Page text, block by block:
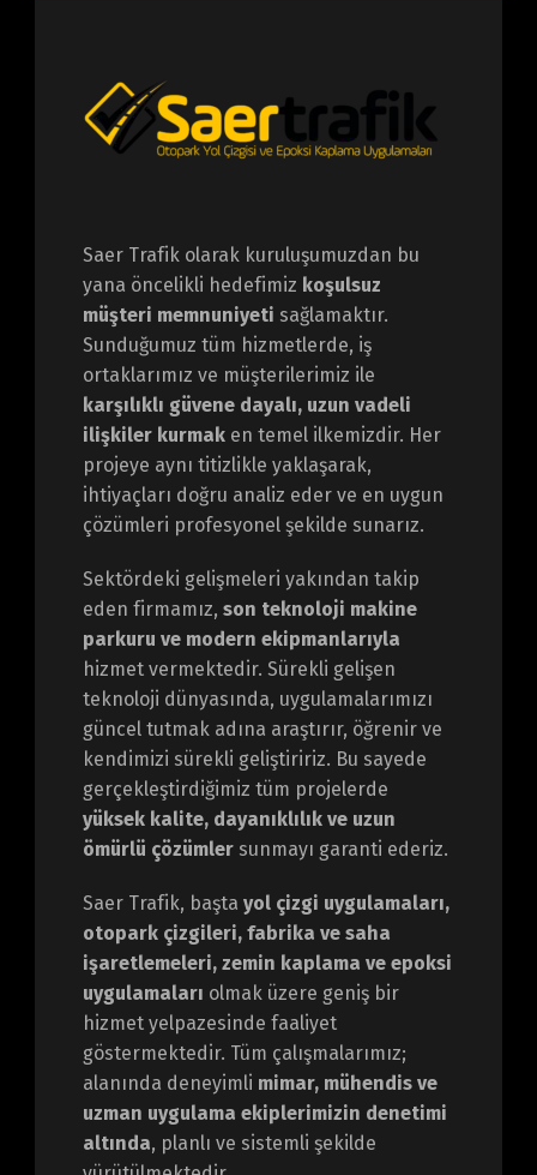
Saer Trafik olarak kuruluşumuzdan bu
yana öncelikli hedefimiz koşulsuz
müşteri memnuniyeti sağlamaktır.
Sunduğumuz tüm hizmetlerde, iş
ortaklarımız ve müşterilerimiz ile
karşılıklı güvene dayalı, uzun vadeli
ilişkiler kurmaken temel ilkemizdir. Her
projeye aynı titizlikle yaklaşarak,
ihtiyaçları doğru analiz eder ve en uygun
çözümleri profesyonel şekilde sunarız.
Sektördeki gelişmeleri yakından takip
eden firmamız, son teknoloji makine
parkuru ve modern ekipmanlarıyla
hizmet vermektedir. Sürekli gelişen
teknoloji dünyasında, uygulamalarımızı
güncel tutmak adına araştırır, öğrenir ve
kendimizi sürekli geliştiririz. Bu sayede
gerçekleştirdiğimiz tüm projelerde
yüksek kalite, dayanıklılık ve uzun
ömürlü çözümlersunmayı garanti ederiz.
Saer Trafik, başta yol çizgi uygulamaları,
otopark çizgileri, fabrika ve saha
işaretlemeleri, zemin kaplama ve epoksi
uygulamaları olmak üzere geniş bir
hizmet yelpazesinde faaliyet
göstermektedir. Tüm çalışmalarımız;
alanında deneyimli mimar, mühendis ve
uzman uygulama ekiplerimizin denetimi
altında, planlı ve sistemli şekilde